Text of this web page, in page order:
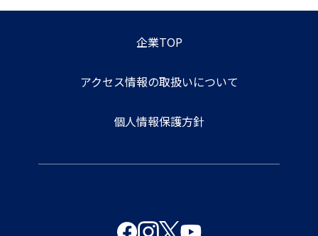
企業TOP
アクセス情報の取扱いについて
個人情報保護方針